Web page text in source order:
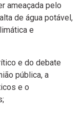
ameaçada pelo
de água potável,
e
e do debate
pública, a
e o